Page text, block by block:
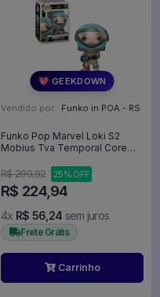
💖 GEEKDOWN
Vendido por: Funko in POA - RS
Funko Pop Marvel Loki S2
Mobius Tva Temporal Core
R$ 299,92
25% OFF
R$ 224,94
4x R$ 56,24 sem juros
Frete Grátis
Carrinho